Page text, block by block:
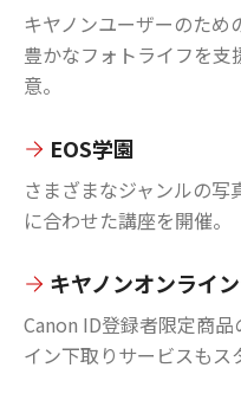
キヤノンユーザーのため
豊かなフォトライフを
意。
EOS学園
さまざまなジャンルの写
に合わせた講座を開催。
キヤノンオンライ
Canon ID登録者限定商
イン下取りサービスもス